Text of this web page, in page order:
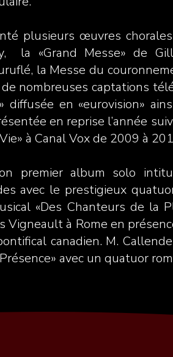
plusieurs œuvres
la «Grand Messe» de
la Messe du
nombreuses captations
en «eurovision»
en reprise l’année
à Canal Vox de 2009 à
premier album solo
avec le prestigieux
«Des Chanteurs de la
Vigneault à Rome en
canadien. M.
avec un quatuor